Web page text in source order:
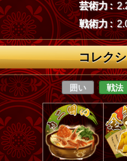
芸術力 :
戦術力 :
コレク
囲い 戦法